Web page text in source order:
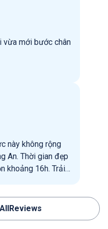
vừa mới bước chân
này không rộng
An. Thời gian đẹp
khoảng 16h. Trải